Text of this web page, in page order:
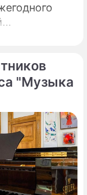
"Музыка